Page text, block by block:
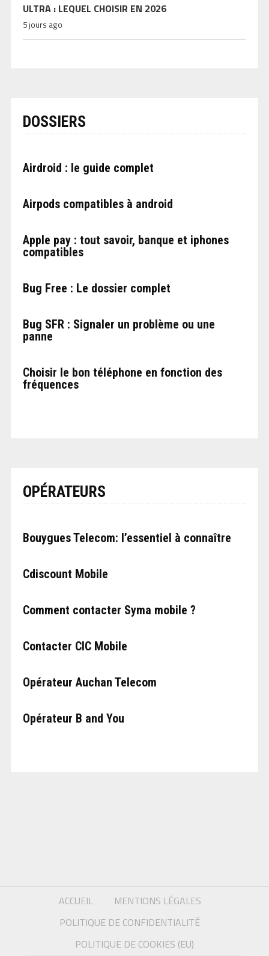
ULTRA : LEQUEL CHOISIR EN 2026
5 jours ago
DOSSIERS
Airdroid : le guide complet
Airpods compatibles à android
Apple pay : tout savoir, banque et iphones
compatibles
Bug Free : Le dossier complet
Bug SFR : Signaler un problème ou une
panne
Choisir le bon téléphone en fonction des
fréquences
OPÉRATEURS
Bouygues Telecom: l’essentiel à connaître
Cdiscount Mobile
Comment contacter Syma mobile ?
Contacter CIC Mobile
Opérateur Auchan Telecom
Opérateur B and You
ACCUEIL
MENTIONS LÉGALES
POLITIQUE DE CONFIDENTIALITÉ
POLITIQUE DE COOKIES (EU)